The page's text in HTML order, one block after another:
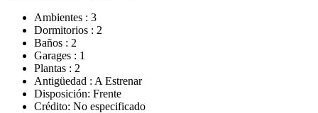
Ambientes : 3
Dormitorios : 2
Baños : 2
Garages : 1
Plantas : 2
Antigüedad : A Estrenar
Disposición: Frente
Crédito: No especificado